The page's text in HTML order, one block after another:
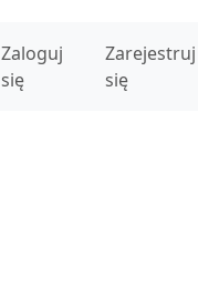
Zaloguj
się
Zarejestruj
się